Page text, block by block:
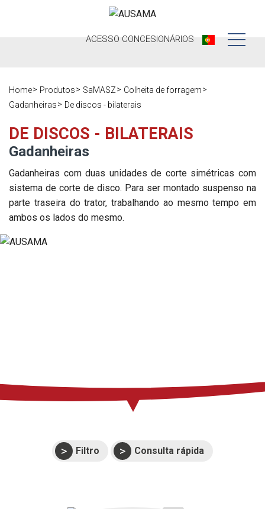
ACESSO CONCESIONÁRIOS
Ausama hoje
trabalhamos
Pesquisa de
Concessionários
Pós-venda
Registre sua
Em direto
Home Produtos SaMASZ
Colheita de forragem
Gadanheiras
De discos - bilaterais
DE DISCOS - BILATERAIS
Gadanheiras
Gadanheiras com duas unidades de corte simétricas com
sistema de corte de disco. Para ser montado suspenso na
parte traseira do trator, trabalhando ao mesmo tempo em
ambos os lados do mesmo.
Filtro Consulta rápida